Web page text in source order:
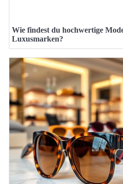
Wie findest du hochwertige
Luxusmarken?